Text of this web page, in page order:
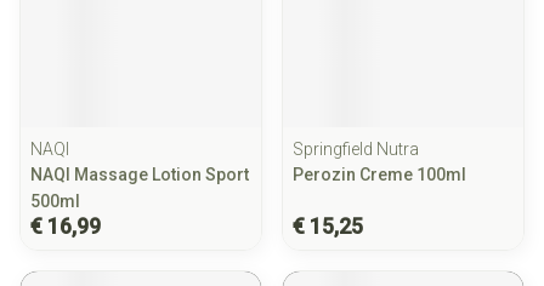
NAQI
NAQI Massage Lotion Sport
500ml
€ 16,99
Springfield Nutra
Perozin Creme 100ml
€ 15,25